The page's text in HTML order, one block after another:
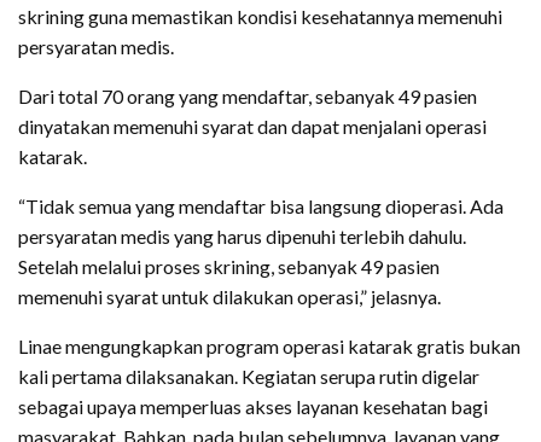
skrining guna memastikan kondisi kesehatannya memenuhi
persyaratan medis.
Dari total 70 orang yang mendaftar, sebanyak 49 pasien
dinyatakan memenuhi syarat dan dapat menjalani operasi
katarak.
“Tidak semua yang mendaftar bisa langsung dioperasi. Ada
persyaratan medis yang harus dipenuhi terlebih dahulu.
Setelah melalui proses skrining, sebanyak 49 pasien
memenuhi syarat untuk dilakukan operasi,” jelasnya.
Linae mengungkapkan program operasi katarak gratis bukan
kali pertama dilaksanakan. Kegiatan serupa rutin digelar
sebagai upaya memperluas akses layanan kesehatan bagi
masyarakat. Bahkan, pada bulan sebelumnya, layanan yang